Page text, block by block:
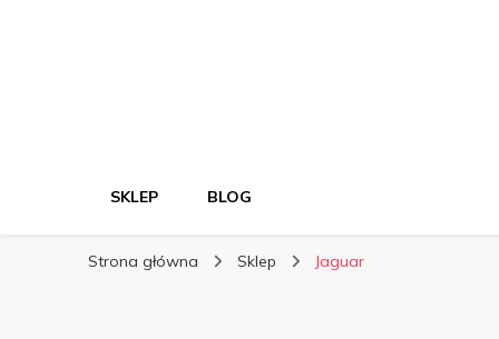
SKLEP BLOG
Strona główna Sklep Jaguar